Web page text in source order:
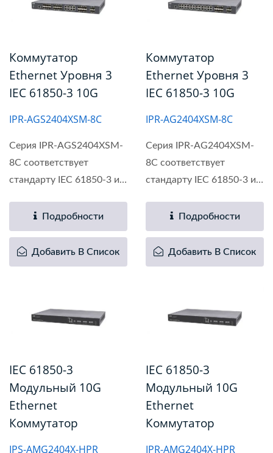
Коммутатор
Ethernet Уровня 3
IEC 61850-3 10G
IPR-AGS2404XSM-8C
Серия IPR-AGS2404XSM-
8C соответствует
стандарту IEC 61850-3 и
Подробности
Добавить В Список
Коммутатор
Ethernet Уровня 3
IEC 61850-3 10G
IPR-AG2404XSM-8C
Серия IPR-AG2404XSM-
8C соответствует
стандарту IEC 61850-3 и
Подробности
Добавить В Список
IEC 61850-3
Модульный 10G
Ethernet
Коммутатор
IPS-AMG2404X-HPR
IEC 61850-3
Модульный 10G
Ethernet
Коммутатор
IPR-AMG2404X-HPR